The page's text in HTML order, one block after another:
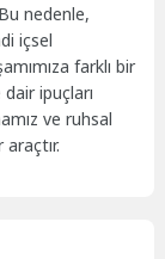
nedenle,
içsel
farklı bir
ipuçları
ve ruhsal